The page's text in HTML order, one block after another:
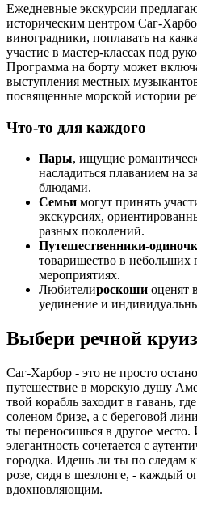
Ежедневные экскурсии
историческим центром Саг-
виноградники, поплавать на
участие в мастер-классах под
Программа на борту может
выступления местных
посвященные морской истории
Что-то для каждого
Пары, ищущие
насладиться плаванием на
блюдами.
Семьи могут принять
экскурсиях,
разных поколений.
Путешественники-
товарищество в
мероприятиях.
Любителироскоши оценят
уединение и
Выбери речной
Саг-Харбор - это не просто
путешествие в морскую душу
твой корабль заходит в гавань,
соленом бризе, а с береговой
ты переносишься в другое
элегантность сочетается с
городка. Идешь ли ты по следам
розе, сидя в шезлонге, - каждый
вдохновляющим.